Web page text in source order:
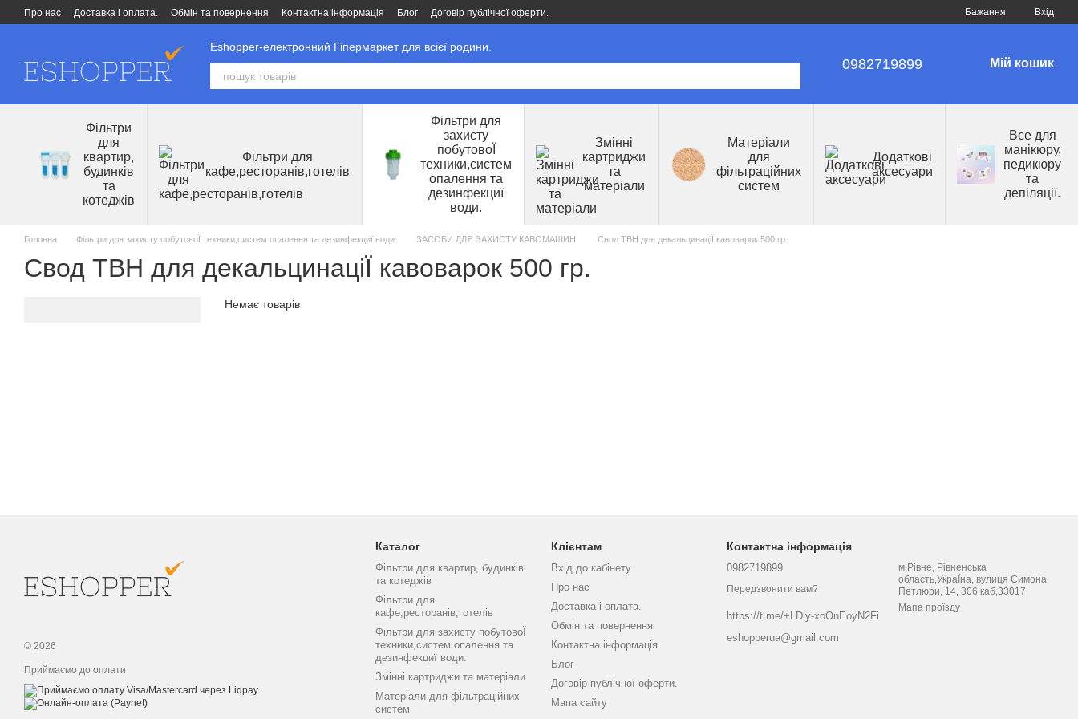
Перейти до основного контенту
Про нас Доставка і оплата. Обмін та повернення Контактна інформація Блог Договір публічної оферти. Бажання Вхід
Eshopper-електронний Гіпермаркет для всієї родини.
0982719899 Мій кошик
Фільтри
для
квартир,
будинків
та
котеджів
Фільтри для
кафе,ресторанів,готелів
Фільтри для
захисту
побутовоЇ
техники,систем
опалення та
дезинфекциї
води.
Змінні
картриджи
та
матеріали
Матеріали
для
фільтраційних
систем
Додаткові
аксесуари
Все для
манікюру,
педикюру
та
депіляції.
Головна Фільтри для захисту побутовоЇ техники,систем опалення та дезинфекциї води. ЗАСОБИ ДЛЯ ЗАХИСТУ КАВОМАШИН. Свод ТВН для декальцинаціЇ кавоварок 500 гр.
Свод ТВН для декальцинаціЇ кавоварок 500 гр.
Немає товарів
© 2026
Приймаємо до оплати
Каталог
Фільтри для квартир, будинків
та котеджів
Фільтри для
кафе,ресторанів,готелів
Фільтри для захисту побутовоЇ
техники,систем опалення та
дезинфекциї води.
Змінні картриджи та матеріали
Матеріали для фільтраційних
систем
Клієнтам
Вхід до кабінету
Про нас
Доставка і оплата.
Обмін та повернення
Контактна інформація
Блог
Договір публічної оферти.
Мапа сайту
Контактна інформація
0982719899
Передзвонити вам?
https://t.me/+LDly-xoOnEoyN2Fi
eshopperua@gmail.com
м.Рівне, Рівненська
область,УкраЇна, вулиця Симона
Петлюри, 14, 306 каб,33017
Мапа проїзду